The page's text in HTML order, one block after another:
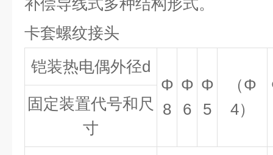
补偿导线式多种结构形式。
卡套螺纹接头
铠装热电偶外径d
Φ
8
Φ
6
Φ
5
（Φ
4）
固定装置代号和尺
寸